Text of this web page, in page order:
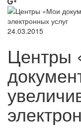
24.03.2015
Центры